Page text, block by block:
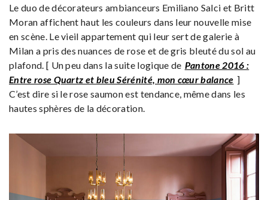
Le duo de décorateurs ambianceurs Emiliano Salci et Britt
Moran affichent haut les couleurs dans leur nouvelle mise
en scène. Le vieil appartement qui leur sert de galerie à
Milan a pris des nuances de rose et de gris bleuté du sol au
plafond. [ Un peu dans la suite logique de Pantone 2016 :
Entre rose Quartz et bleu Sérénité, mon cœur balance ]
C’est dire si le rose saumon est tendance, même dans les
hautes sphères de la décoration.